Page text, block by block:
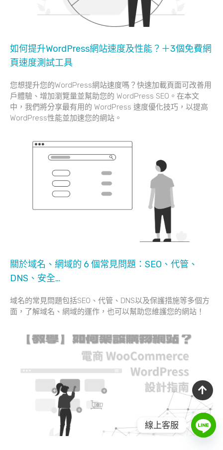
如何提升WordPress網站速度及性能？＋3個免費網
頁速度測試工具
您想提升您的WordPress網站速度嗎？快速加載頁面可改善用
戶體驗、增加瀏覽量並幫助您的 WordPress SEO。在本文
中，我們將分享最有用的 WordPress 速度優化技巧，以提高
WordPress性能並加速您的網站。
關於域名、網域的 6 個常見問題：SEO、代管、
DNS、安全…
域名的常見問題包括SEO、代管、DNS以及保護措施等多個方
面，了解域名、網域的運作，也可以幫助您維護您的網站！
線上客服